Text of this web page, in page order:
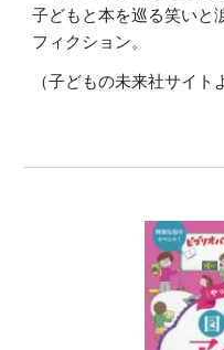
子どもと本を巡る笑いと
フィクション。
（子どもの未来社サイト